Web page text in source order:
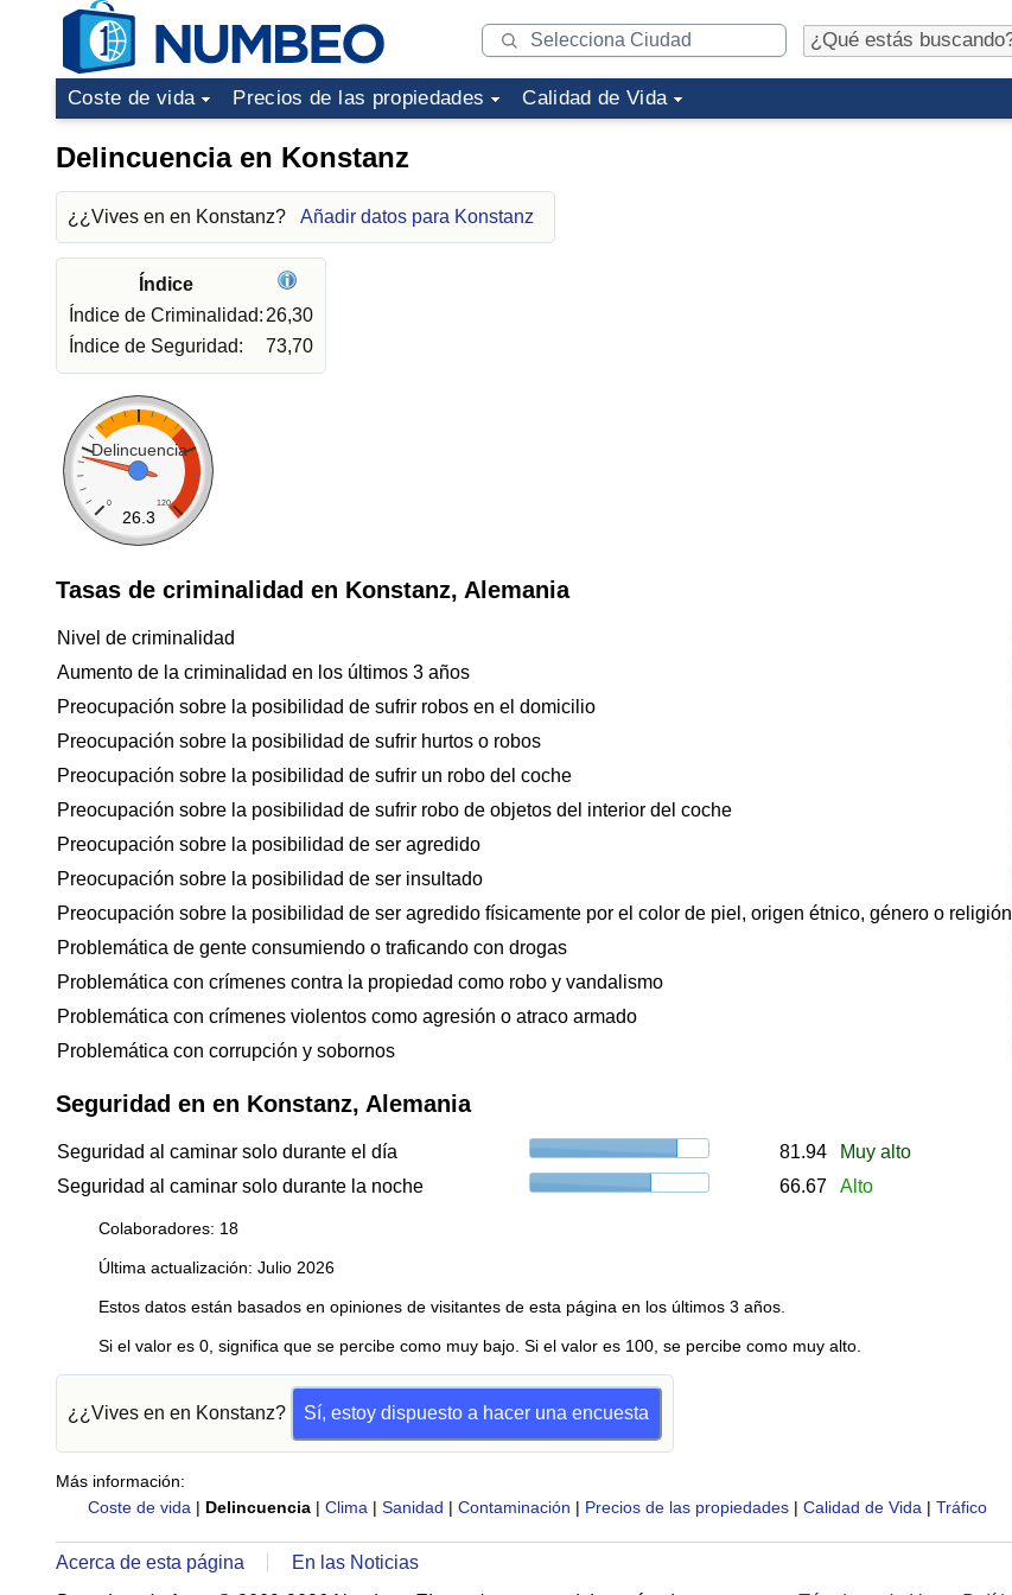
Coste de vida Precios de las propiedades Calidad de Vida
Delincuencia en Konstanz
¿¿Vives en en Konstanz? Añadir datos para Konstanz
Índice
Índice de Criminalidad: 26,30
Índice de Seguridad:
73,70
Delincuencia
0 120
26.3
Tasas de criminalidad en Konstanz, Alemania
Nivel de criminalidad
Aumento de la criminalidad en los últimos 3 años
Preocupación sobre la posibilidad de sufrir robos en el domicilio
Preocupación sobre la posibilidad de sufrir hurtos o robos
Preocupación sobre la posibilidad de sufrir un robo del coche
Preocupación sobre la posibilidad de sufrir robo de objetos del interior del coche
Preocupación sobre la posibilidad de ser agredido
Preocupación sobre la posibilidad de ser insultado
Preocupación sobre la posibilidad de ser agredido físicamente por el color de piel, origen étnico, género o religión
Problemática de gente consumiendo o traficando con drogas
Problemática con crímenes contra la propiedad como robo y vandalismo
Problemática con crímenes violentos como agresión o atraco armado
Problemática con corrupción y sobornos
Seguridad en en Konstanz, Alemania
Seguridad al caminar solo durante el día 81.94
Muy alto
Seguridad al caminar solo durante la noche
66.67 Alto
Colaboradores: 18
Última actualización: Julio 2026
Estos datos están basados en opiniones de visitantes de esta página en los últimos 3 años.
Si el valor es 0, significa que se percibe como muy bajo. Si el valor es 100, se percibe como muy alto.
¿¿Vives en en Konstanz? Sí, estoy dispuesto a hacer una encuesta
Más información:
Coste de vida | Delincuencia | Clima | Sanidad | Contaminación | Precios de las propiedades | Calidad de Vida | Tráfico
Acerca de esta página
En las Noticias